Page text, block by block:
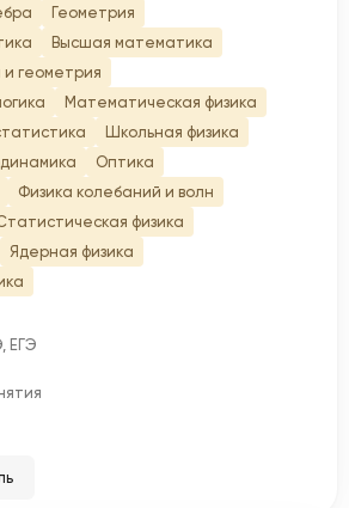
Геометрия
Высшая математика
геометрия
Математическая физика
Школьная физика
Оптика
Физика колебаний и волн
физика
Ядерная физика
ЕГЭ